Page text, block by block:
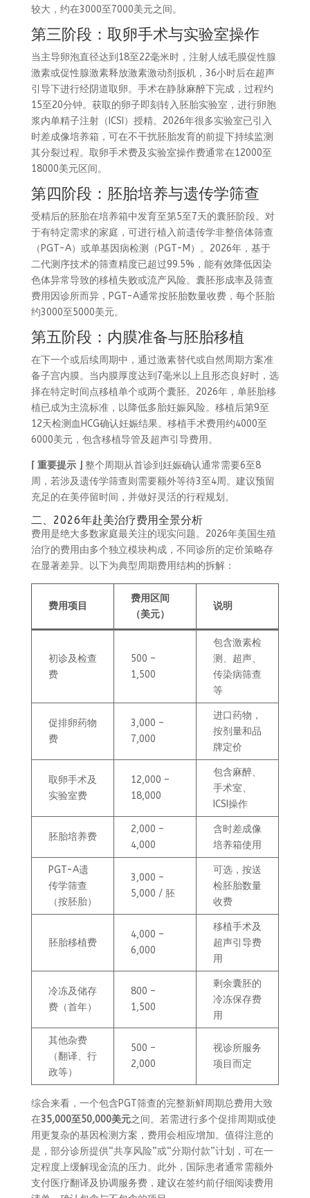
较大，约在3000至7000美元之间。
第三阶段：取卵手术与实验室操作
当主导卵泡直径达到18至22毫米时，注射人绒毛膜促性腺
激素或促性腺激素释放激素激动剂扳机，36小时后在超声
引导下进行经阴道取卵。手术在静脉麻醉下完成，过程约
15至20分钟。获取的卵子即刻转入胚胎实验室，进行卵胞
浆内单精子注射（ICSI）授精。2026年很多实验室已引入
时差成像培养箱，可在不干扰胚胎发育的前提下持续监测
其分裂过程。取卵手术费及实验室操作费通常在12000至
18000美元区间。
第四阶段：胚胎培养与遗传学筛查
受精后的胚胎在培养箱中发育至第5至7天的囊胚阶段。对
于有特定需求的家庭，可进行植入前遗传学非整倍体筛查
（PGT-A）或单基因病检测（PGT-M）。2026年，基于
二代测序技术的筛查精度已超过99.5%，能有效降低因染
色体异常导致的移植失败或流产风险。囊胚形成率及筛查
费用因诊所而异，PGT-A通常按胚胎数量收费，每个胚胎
约3000至5000美元。
第五阶段：内膜准备与胚胎移植
在下一个或后续周期中，通过激素替代或自然周期方案准
备子宫内膜。当内膜厚度达到7毫米以上且形态良好时，选
择在特定时间点移植单个或两个囊胚。2026年，单胚胎移
植已成为主流标准，以降低多胎妊娠风险。移植后第9至
12天检测血HCG确认妊娠结果。移植手术费用约4000至
6000美元，包含移植导管及超声引导费用。
⌈ 重要提示 ⌋
整个周期从首诊到妊娠确认通常需要6至8
周，若涉及遗传学筛查则需要额外等待3至4周。建议预留
充足的在美停留时间，并做好灵活的行程规划。
二、2026年赴美治疗费用全景分析
费用是绝大多数家庭最关注的现实问题。2026年美国生殖
治疗的费用由多个独立模块构成，不同诊所的定价策略存
在显著差异。以下为典型周期费用结构的拆解：
费用项目
费用区间
（美元）
说明
初诊及检查
费
500 –
1,500
包含激素检
测、超声、
传染病筛查
等
促排卵药物
费
3,000 –
7,000
进口药物，
按剂量和品
牌定价
取卵手术及
实验室费
12,000 –
18,000
包含麻醉、
手术室、
ICSI操作
胚胎培养费
2,000 –
4,000
含时差成像
培养箱使用
PGT-A遗
传学筛查
（按胚胎）
3,000 –
5,000 / 胚
可选，按送
检胚胎数量
收费
胚胎移植费
4,000 –
6,000
移植手术及
超声引导费
用
冷冻及储存
费（首年）
800 –
1,500
剩余囊胚的
冷冻保存费
用
其他杂费
（翻译、行
政等）
500 –
2,000
视诊所服务
项目而定
综合来看，一个包含PGT筛查的完整新鲜周期总费用大致
在35,000至50,000美元之间。若需进行多个促排周期或使
用更复杂的基因检测方案，费用会相应增加。值得注意的
是，部分诊所提供“共享风险”或“分期付款”计划，可在一
定程度上缓解现金流的压力。此外，国际患者通常需额外
支付医疗翻译及协调服务费，建议在签约前仔细阅读费用